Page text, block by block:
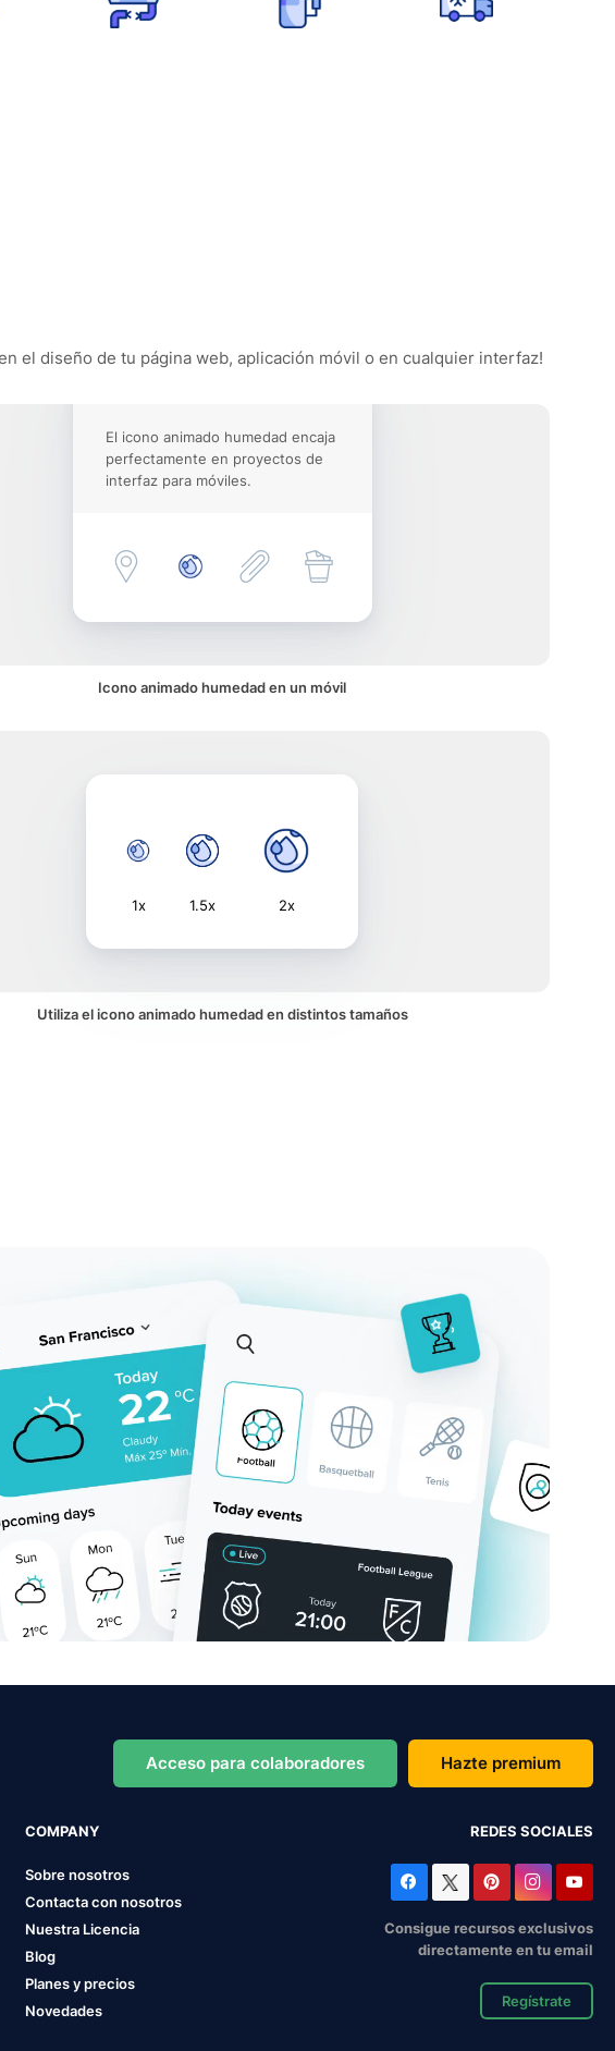
el diseño de tu página web, aplicación móvil o en cualquier interfaz!
El icono animado humedad encaja
perfectamente en proyectos de
interfaz para móviles.
Icono animado humedad en un móvil
1x 1.5x 2x
Utiliza el icono animado humedad en distintos tamaños
Acceso para colaboradores Hazte premium
COMPANY
Sobre nosotros
Contacta con nosotros
Nuestra Licencia
Blog
Planes y precios
Novedades
REDES SOCIALES
Consigue recursos exclusivos
directamente en tu email
Regístrate